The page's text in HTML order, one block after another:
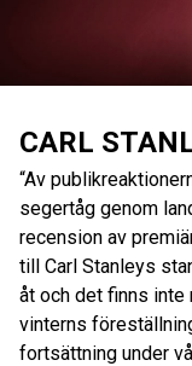
CARL
“Av
segertåg genom
recension av
till Carl Stanleys
åt och det finns
vinterns
fortsättning under